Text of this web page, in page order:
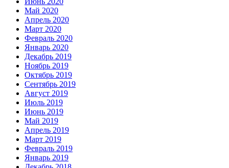
Май 2020
Апрель 2020
Март 2020
Февраль 2020
Январь 2020
Декабрь 2019
Ноябрь 2019
Октябрь 2019
Сентябрь 2019
Август 2019
Июль 2019
Июнь 2019
Май 2019
Апрель 2019
Март 2019
Февраль 2019
Январь 2019